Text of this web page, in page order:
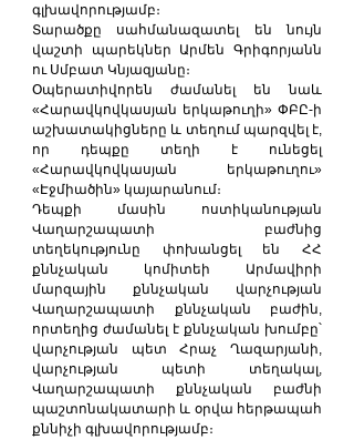
գլխավորությամբ։
Տարածքը սահմանազատել են նույն
վաշտի պարեկներ Արմեն Գրիգորյանն
ու Սմբատ Կնյազյանը։
Օպերատիվորեն ժամանել են նաև
«Հարավկովկասյան երկաթուղի» ՓԲԸ-ի
աշխատակիցները և տեղում պարզվել է,
որ դեպքը տեղի է ունեցել
«Հարավկովկասյան երկաթուղու»
«Էջմիածին» կայարանում։
Դեպքի մասին ոստիկանության
Վաղարշապատի բաժնից
տեղեկությունը փոխանցել են ՀՀ
քննչական կոմիտեի Արմավիրի
մարզային քննչական վարչության
Վաղարշապատի քննչական բաժին,
որտեղից ժամանել է քննչական խումբը՝
վարչության պետ Հրաչ Ղազարյանի,
վարչության պետի տեղակալ,
Վաղարշապատի քննչական բաժնի
պաշտոնակատարի և օրվա հերթապահ
քննիչի գլխավորությամբ։